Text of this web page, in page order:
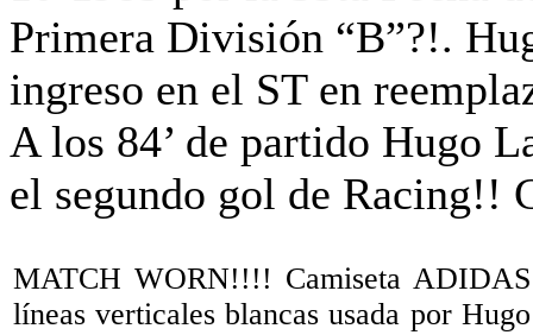
MATCH WORN!!!! Camiseta
líneas verticales blancas usada por